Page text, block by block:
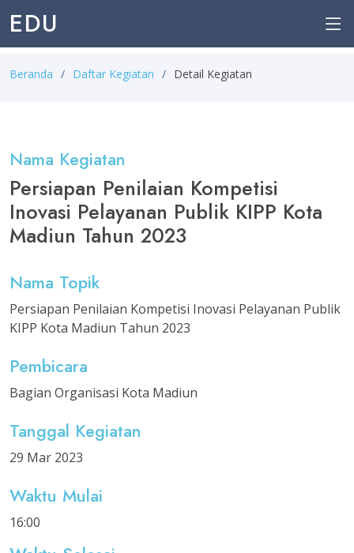
EDU
Beranda Daftar Kegiatan Detail Kegiatan
Nama Kegiatan
Persiapan Penilaian Kompetisi
Inovasi Pelayanan Publik KIPP Kota
Madiun Tahun 2023
Nama Topik
Persiapan Penilaian Kompetisi Inovasi Pelayanan Publik
KIPP Kota Madiun Tahun 2023
Pembicara
Bagian Organisasi Kota Madiun
Tanggal Kegiatan
29 Mar 2023
Waktu Mulai
16:00